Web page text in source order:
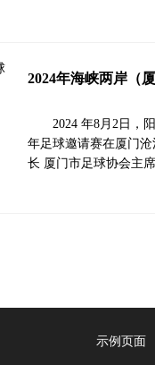
2024年海峡两岸（
2024 年8月2日，
年足球邀请赛在厦门
长 厦门市足球协会主
示例页面